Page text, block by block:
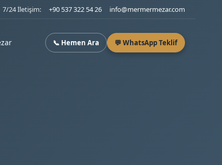
7/24 İletişim: +90 537 322 54 26 info@mermermezar.com
📞 Hemen Ara 💬 WhatsApp Teklif